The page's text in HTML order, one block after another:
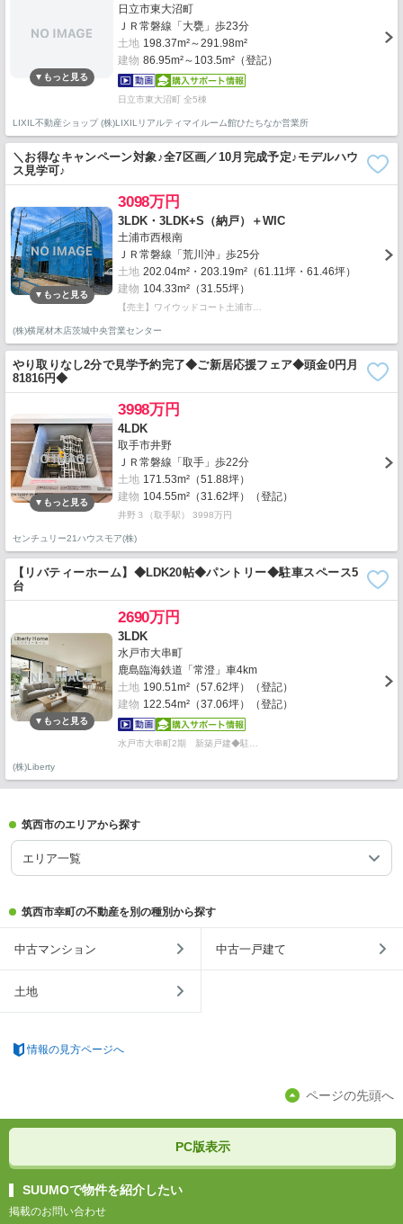
日立市東大沼町
ＪＲ常磐線「大甕」歩23分
土地 198.37m²～291.98m²
建物 86.95m²～103.5m²（登記）
日立市東大沼町 全5棟
LIXIL不動産ショップ (株)LIXILリアルティマイルーム館ひたちなか営業所
＼お得なキャンペーン対象♪全7区画／10月完成予定♪モデルハウ
ス見学可♪
3098万円
3LDK・3LDK+S（納戸）＋WIC
土浦市西根南
ＪＲ常磐線「荒川沖」歩25分
土地 202.04m²・203.19m²（61.11坪・61.46坪）
建物 104.33m²（31.55坪）
【売主】ワイウッドコート土浦市…
(株)横尾材木店茨城中央営業センター
やり取りなし2分で見学予約完了◆ご新居応援フェア◆頭金0円月
81816円◆
3998万円
4LDK
取手市井野
ＪＲ常磐線「取手」歩22分
土地 171.53m²（51.88坪）
建物 104.55m²（31.62坪）（登記）
井野３（取手駅） 3998万円
センチュリー21ハウスモア(株)
【リバティーホーム】◆LDK20帖◆パントリー◆駐車スペース5
台
2690万円
3LDK
水戸市大串町
鹿島臨海鉄道「常澄」車4km
土地 190.51m²（57.62坪）（登記）
建物 122.54m²（37.06坪）（登記）
水戸市大串町2期 新築戸建◆駐…
(株)Liberty
筑西市のエリアから探す
エリア一覧
筑西市幸町の不動産を別の種別から探す
中古マンション 中古一戸建て
土地
情報の見方ページへ
ページの先頭へ
PC版表示
SUUMOで物件を紹介したい
掲載のお問い合わせ